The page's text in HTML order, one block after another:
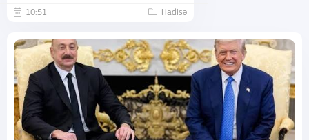
10:51 Hadisə